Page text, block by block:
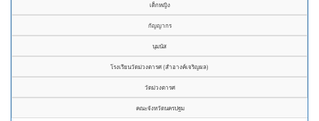
เด็กหญิง
กัญญากร
นุมนัส
โรงเรียนวัดม่วงตารศ (สำอางค์เจริญผล)
วัดม่วงตารศ
คณะจังหวัดนครปฐม